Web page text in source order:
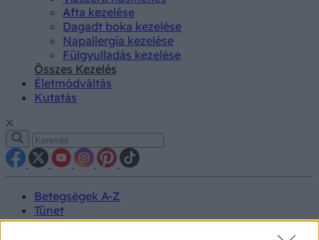
Afta kezelése
Dagadt boka kezelése
Napallergia kezelése
Fülgyulladás kezelése
Összes Kezelés
Életmódváltás
Kutatás
Betegségek A-Z
Tünet
Vizsgálat